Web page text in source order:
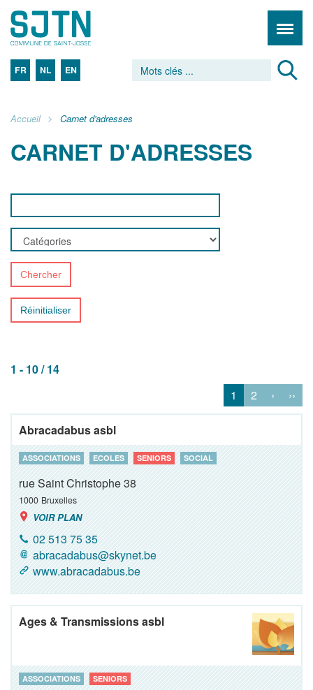
FR NL EN
Accueil Carnet d'adresses
CARNET D'ADRESSES
Chercher
Réinitialiser
1 - 10 / 14
1
2 › ››
Abracadabus asbl
ASSOCIATIONS ECOLES SENIORS SOCIAL
rue Saint Christophe 38
1000 Bruxelles
VOIR PLAN
02 513 75 35
abracadabus@skynet.be
www.abracadabus.be
Ages & Transmissions asbl
ASSOCIATIONS SENIORS